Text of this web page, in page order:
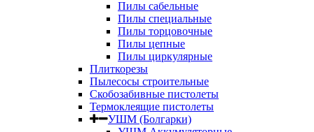
Пилы сабельные
Пилы специальные
Пилы торцовочные
Пилы цепные
Пилы циркулярные
Плиткорезы
Пылесосы строительные
Скобозабивные пистолеты
Термоклеящие пистолеты
УШМ (Болгарки)